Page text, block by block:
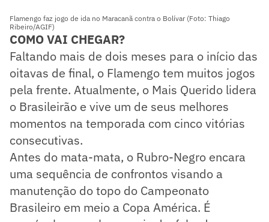
Flamengo faz jogo de ida no Maracanã contra o Bolívar (Foto: Thiago
Ribeiro/AGIF)
COMO VAI CHEGAR?
Faltando mais de dois meses para o início das
oitavas de final, o Flamengo tem muitos jogos
pela frente. Atualmente, o Mais Querido lidera
o Brasileirão e vive um de seus melhores
momentos na temporada com cinco vitórias
consecutivas.
Antes do mata-mata, o Rubro-Negro encara
uma sequência de confrontos visando a
manutenção do topo do Campeonato
Brasileiro em meio a Copa América. É